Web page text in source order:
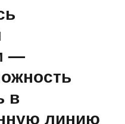
—
в
линию